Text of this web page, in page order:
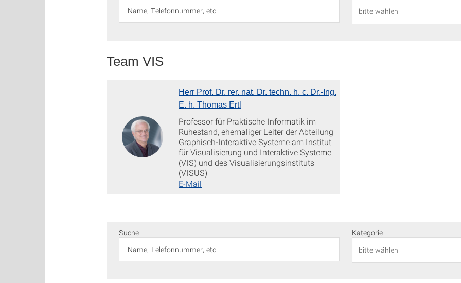
Team VIS
Herr Prof. Dr. rer. nat. Dr. techn. h. c. Dr.-Ing.
E. h. Thomas Ertl
Professor für Praktische Informatik im
Ruhestand, ehemaliger Leiter der Abteilung
Graphisch-Interaktive Systeme am Institut
für Visualisierung und Interaktive Systeme
(VIS) und des Visualisierungsinstituts
(VISUS)
E-Mail
Suche Kategorie